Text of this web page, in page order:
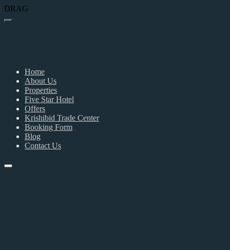
DRAG
Home
About Us
Properties
Five Star Hotel
Offers
Krishibid Trade Center
Booking Form
Blog
Contact Us